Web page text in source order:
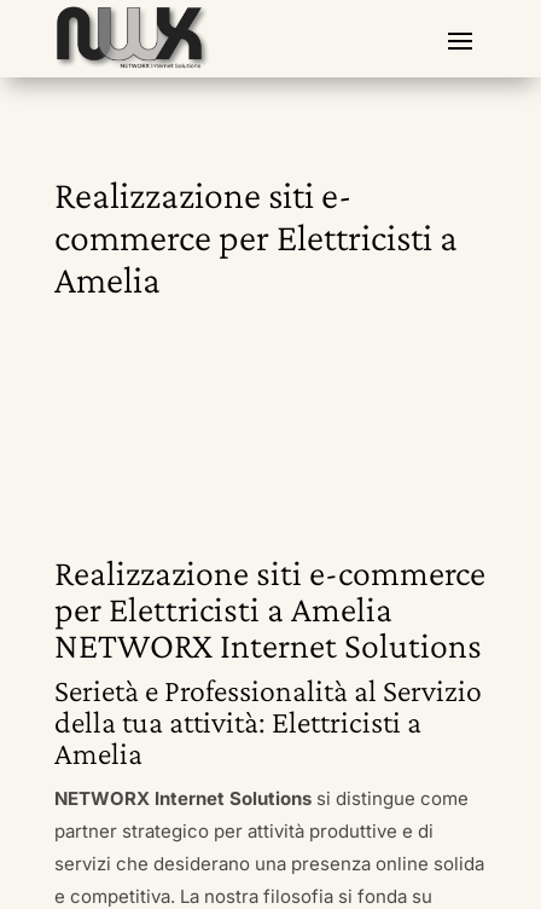
Realizzazione siti e-
commerce per Elettricisti a
Amelia
Realizzazione siti e-commerce
per Elettricisti a Amelia
NETWORX Internet Solutions
Serietà e Professionalità al Servizio
della tua attività: Elettricisti a
Amelia
NETWORX Internet Solutionssi distingue come
partner strategico per attività produttive e di
servizi che desiderano una presenza online solida
e competitiva. La nostra filosofia si fonda su